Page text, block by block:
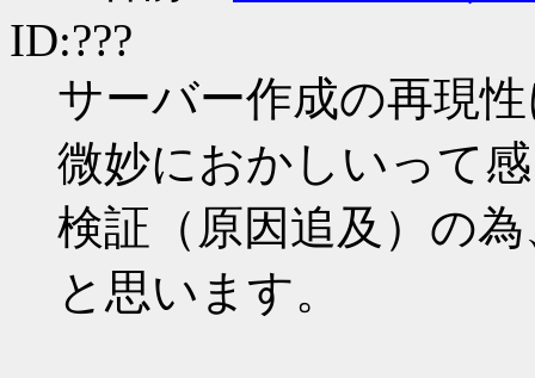
ID:???
サーバー作成の再現
微妙におかしいって
検証（原因追及）の
と思います。